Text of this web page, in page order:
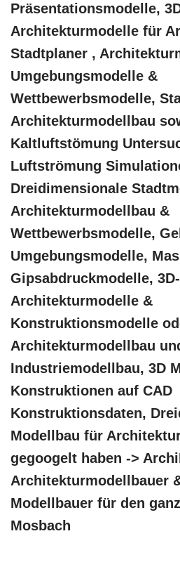
Präsentationsmodelle,
Architekturmodelle für
Stadtplaner ,
Umgebungsmodelle &
Wettbewerbsmodelle,
Architekturmodellbau
Kaltluftstömung
Luftströmung
Dreidimensionale
Architekturmodellbau &
Wettbewerbsmodelle,
Umgebungsmodelle,
Gipsabdruckmodelle,
Architekturmodelle &
Konstruktionsmodelle
Architekturmodellbau
Industriemodellbau, 3D
Konstruktionen auf CAD
Konstruktionsdaten,
Modellbau für
gegoogelt haben ->
Architekturmodellbauer
Modellbauer für den
Mosbach